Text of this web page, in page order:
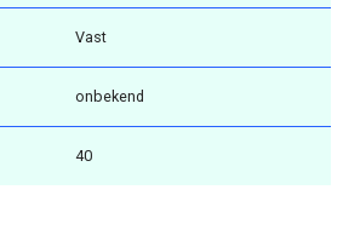
Vast
onbekend
40